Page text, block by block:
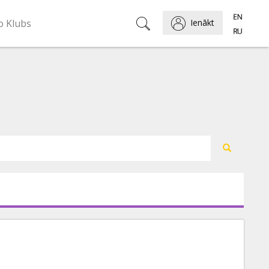
Klubs Ienākt